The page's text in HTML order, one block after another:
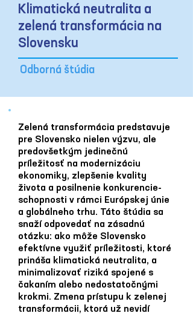
Klimatická neutralita a
zelená transformácia na
Slovensku
Odborná štúdia
Zelená transformácia predstavuje
pre Slovensko nielen výzvu, ale
predovšetkým jedinečnú
príležitosť na modernizáciu
ekonomiky, zlepšenie kvality
života a posilnenie konkurencie-
schopnosti v rámci Európskej únie
a globálneho trhu. Táto štúdia sa
snaží odpovedať na zásadnú
otázku: ako môže Slovensko
efektívne využiť príležitosti, ktoré
prináša klimatická neutralita, a
minimalizovať riziká spojené s
čakaním alebo nedostatočnými
krokmi. Zmena prístupu k zelenej
transformácii, ktorá už nevidí